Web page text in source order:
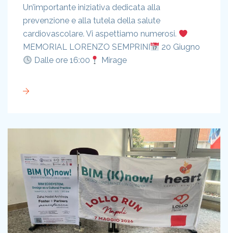
Un’importante iniziativa dedicata alla
prevenzione e alla tutela della salute
cardiovascolare. Vi aspettiamo numerosi.
MEMORIAL LORENZO SEMPRINI
20 Giugno
Dalle ore 16:00
Mirage